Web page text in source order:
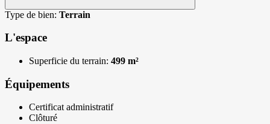
Type de bien: Terrain
L'espace
Superficie du terrain: 499 m²
Équipements
Certificat administratif
Clôturé